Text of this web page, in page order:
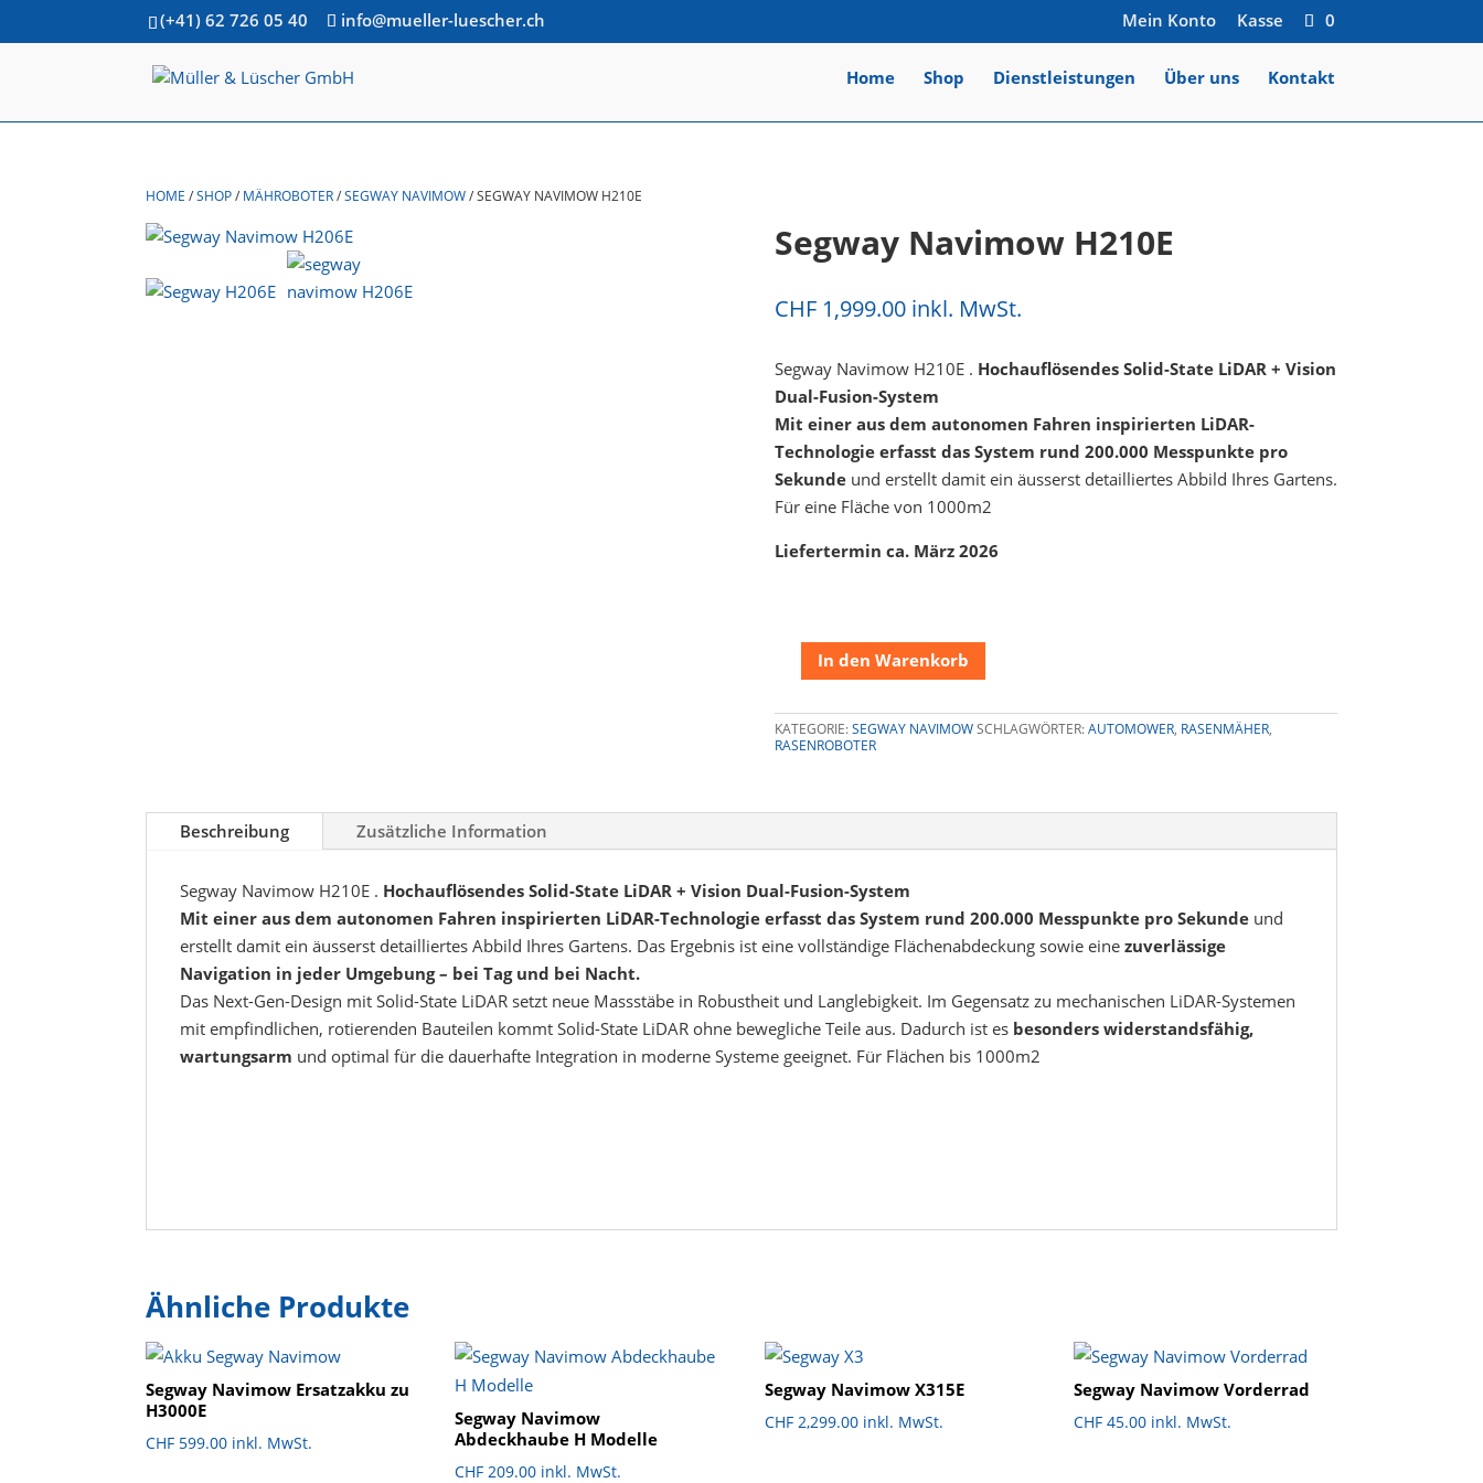
(+41) 62 726 05 40 info@mueller-luescher.ch Mein Konto Kasse 0
Home Shop Dienstleistungen Über uns Kontakt
HOME /SHOP/ MÄHROBOTER/SEGWAY NAVIMOW/SEGWAY NAVIMOW H210E
Segway Navimow H210E
CHF1,999.00 inkl. MwSt.
Segway Navimow H210E . Hochauflösendes Solid-State LiDAR + Vision
Dual-Fusion-System
Mit einer aus dem autonomen Fahren inspirierten LiDAR-
Technologie erfasst das System rund 200.000 Messpunkte pro
Sekundeund erstellt damit ein äusserst detailliertes Abbild Ihres Gartens.
Für eine Fläche von 1000m2
Liefertermin ca. März 2026
Segway
H210E
Menge
In den Warenkorb
KATEGORIE:SEGWAY NAVIMOWSCHLAGWÖRTER:AUTOMOWER, RASENMÄHER,
RASENROBOTER
Beschreibung Zusätzliche Information
Segway Navimow H210E . Hochauflösendes Solid-State LiDAR + Vision Dual-Fusion-System
Mit einer aus dem autonomen Fahren inspirierten LiDAR-Technologie erfasst das System rund 200.000 Messpunkte pro Sekunde und
erstellt damit ein äusserst detailliertes Abbild Ihres Gartens. Das Ergebnis ist eine vollständige Flächenabdeckung sowie eine zuverlässige
Navigation in jeder Umgebung – bei Tag und bei Nacht.
Das Next-Gen-Design mit Solid-State LiDAR setzt neue Massstäbe in Robustheit und Langlebigkeit. Im Gegensatz zu mechanischen LiDAR-Systemen
mit empfindlichen, rotierenden Bauteilen kommt Solid-State LiDAR ohne bewegliche Teile aus. Dadurch ist es besonders widerstandsfähig,
wartungsarm und optimal für die dauerhafte Integration in moderne Systeme geeignet. Für Flächen bis 1000m2
Ähnliche Produkte
Segway Navimow Ersatzakku zu
H3000E
CHF 599.00 inkl. MwSt.
Segway Navimow
Abdeckhaube H Modelle
CHF 209.00 inkl. MwSt.
Segway Navimow X315E
CHF2,299.00 inkl. MwSt.
Segway Navimow Vorderrad
CHF45.00 inkl. MwSt.